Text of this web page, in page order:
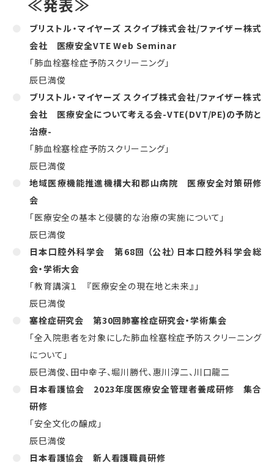
≪発表≫
ブリストル・マイヤーズ スクイブ株式会社/ファイザー株式
会社 医療安全VTE Web Seminar
「肺血栓塞栓症予防スクリーニング」
辰巳満俊
ブリストル・マイヤーズ スクイブ株式会社/ファイザー株式
会社 医療安全について考える会-VTE(DVT/PE)の予防と
治療-
「肺血栓塞栓症予防スクリーニング」
辰巳満俊
地域医療機能推進機構大和郡山病院
医療安全対策研修
会
「医療安全の基本と侵襲的な治療の実施について」
辰巳満俊
日本口腔外科学会
第68回 （公社）日本口腔外科学会総
会・学術大会
「教育講演１ 『医療安全の現在地と未来』」
辰巳満俊
塞栓症研究会 第30回肺塞栓症研究会・学術集会
「全入院患者を対象にした肺血栓塞栓症予防スクリーニング
について」
辰巳満俊、田中幸子、堀川勝代、惠川淳二、川口龍二
日本看護協会
2023年度医療安全管理者養成研修 集合
研修
「安全文化の醸成」
辰巳満俊
日本看護協会 新人看護職員研修